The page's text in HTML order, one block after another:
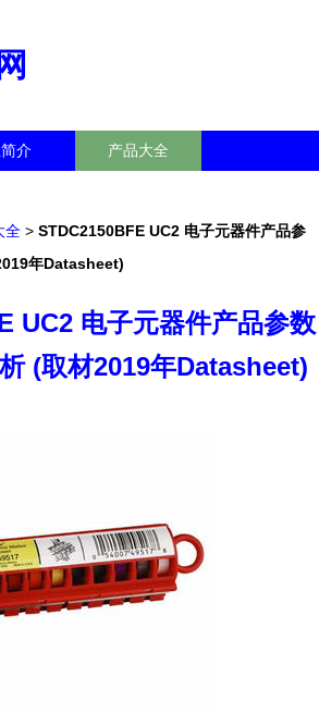
介 产品大全
全 > STDC2150BFE UC2 电子元器件产品参
年Datasheet)
UC2 电子元器件产品参数
(取材2019年Datasheet)